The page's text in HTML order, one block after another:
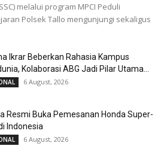
melalui program MPCI Peduli
Polsek Tallo mengunjungi sekaligus
Ikrar Beberkan Rahasia Kampus
Kolaborasi ABG Jadi Pilar Utama...
6 August, 2026
Resmi Buka Pemesanan Honda Super-
Indonesia
6 August, 2026